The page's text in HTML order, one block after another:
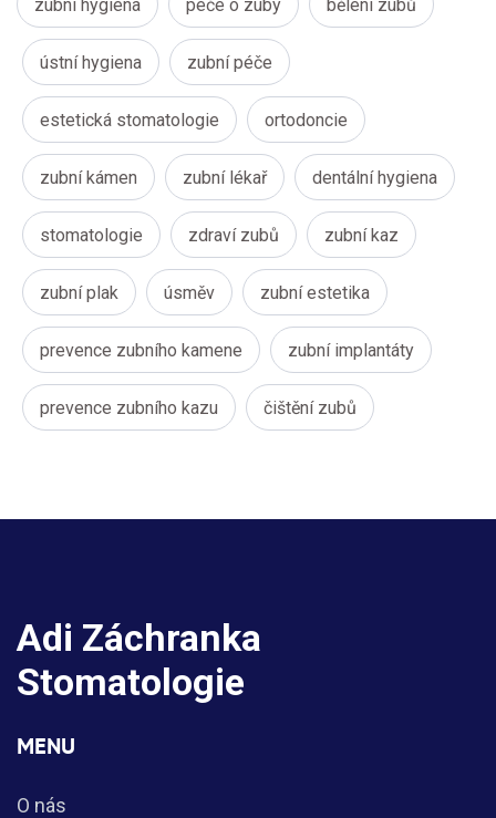
zubní hygiena péče o zuby bělení zubů
ústní hygiena zubní péče
estetická stomatologie ortodoncie
zubní kámen zubní lékař dentální hygiena
stomatologie zdraví zubů zubní kaz
zubní plak úsměv zubní estetika
prevence zubního kamene zubní implantáty
prevence zubního kazu čištění zubů
Adi Záchranka
Stomatologie
MENU
O nás